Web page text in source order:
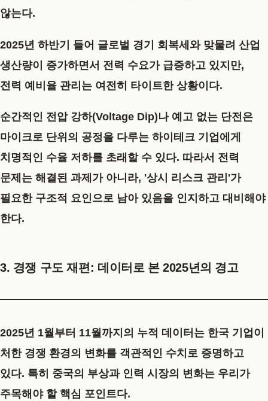
않는다.
2025년 하반기 들어 글로벌 경기 회복세와 맞물려 산업
생산량이 증가하면서 전력 수요가 급증하고 있지만,
전력 예비율 관리는 여전히 타이트한 상황이다.
순간적인 전압 강하(Voltage Dip)나 예고 없는 단전은
마이크로 단위의 공정을 다루는 하이테크 기업에게
치명적인 수율 저하를 초래할 수 있다. 따라서 전력
문제는 해결된 과제가 아니라, '상시 리스크 관리'가
필요한 구조적 요인으로 남아 있음을 인지하고 대비해야
한다.
3. 경쟁 구도 재편: 데이터로 본 2025년의 경고
2025년 1월부터 11월까지의 누적 데이터는 한국 기업이
처한 경쟁 환경의 변화를 객관적인 수치로 증명하고
있다. 특히 중국의 부상과 인력 시장의 변화는 우리가
주목해야 할 핵심 포인트다.